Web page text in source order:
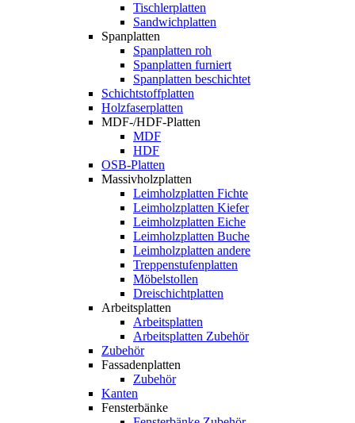
Tischlerplatten
Sandwichplatten
Spanplatten
Spanplatten roh
Spanplatten furniert
Spanplatten beschichtet
Schichtstoffplatten
Holzfaserplatten
MDF-/HDF-Platten
MDF
HDF
OSB-Platten
Massivholzplatten
Leimholzplatten Fichte
Leimholzplatten Kiefer
Leimholzplatten Eiche
Leimholzplatten Buche
Leimholzplatten andere
Treppenstufenplatten
Möbelstollen
Dreischichtplatten
Arbeitsplatten
Arbeitsplatten
Arbeitsplatten Zubehör
Zubehör
Fassadenplatten
Zubehör
Kanten
Fensterbänke